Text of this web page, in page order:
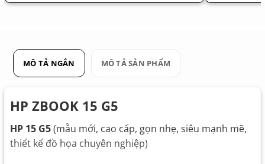
MÔ TẢ NGẮN MÔ TẢ SẢN PHẨM
HP ZBOOK 15 G5
HP 15 G5(mẫu mới, cao cấp, gọn nhẹ, siêu mạnh mẽ,
thiết kế đồ họa chuyên nghiệp)